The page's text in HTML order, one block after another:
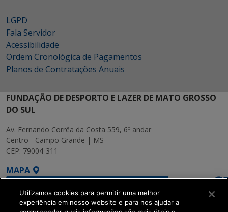
LGPD
Fala Servidor
Acessibilidade
Ordem Cronológica de Pagamentos
Planos de Contratações Anuais
FUNDAÇÃO DE DESPORTO E LAZER DE MATO GROSSO
DO SUL
Av. Fernando Corrêa da Costa 559, 6º andar
Centro - Campo Grande | MS
CEP: 79004-311
MAPA
Utilizamos cookies para permitir uma melhor
experiência em nosso website e para nos ajudar a